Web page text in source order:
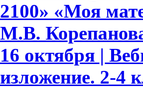
2100» «Моя
М.В.
16 октября |
изложение. 2-4